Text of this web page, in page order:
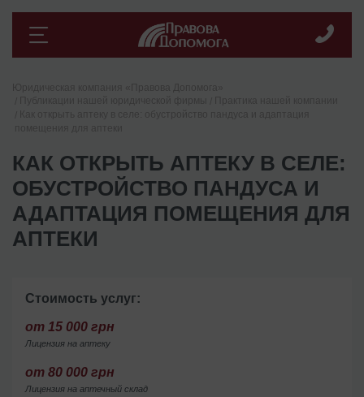
КАК ОТКРЫТЬ АПТЕКУ В СЕЛЕ:
ОБУСТРОЙСТВО ПАНДУСА И
АДАПТАЦИЯ ПОМЕЩЕНИЯ ДЛЯ
АПТЕКИ
Стоимость услуг:
от 15 000 грн
Лицензия на аптеку
от 80 000 грн
Лицензия на аптечный склад